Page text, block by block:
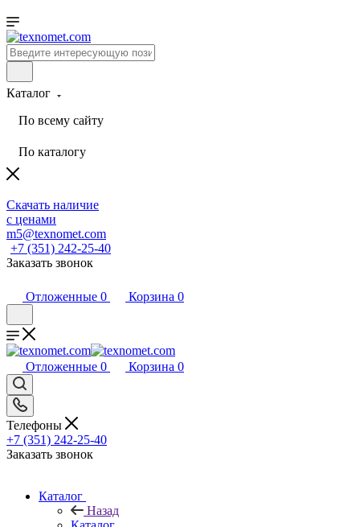
Каталог
По всему сайту
По каталогу
Скачать наличие
с ценами
m5@texnomet.com
+7 (351) 242-25-40
Заказать звонок
Отложенные 0 Корзина 0
Отложенные 0 Корзина 0
Телефоны
+7 (351) 242-25-40
Заказать звонок
Каталог
Назад